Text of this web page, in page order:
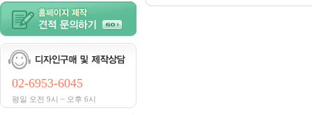
02-6953-6045
평일 오전 9시 ~ 오후 6시